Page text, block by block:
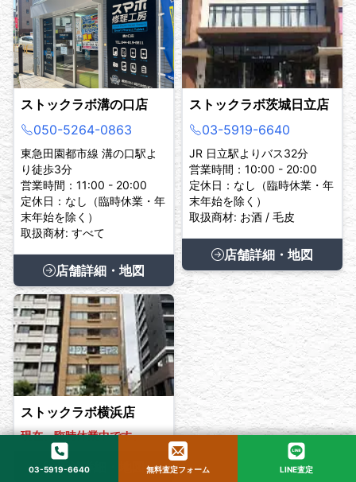
ストックラボ溝の口店
050-5264-0863
東急田園都市線 溝の口駅よ
り徒歩3分
営業時間：11:00 - 20:00
定休日：なし（臨時休業・年
末年始を除く）
取扱商材: すべて
店舗詳細・地図
ストックラボ茨城日立店
03-5919-6640
JR 日立駅よりバス32分
営業時間：10:00 - 20:00
定休日：なし（臨時休業・年
末年始を除く）
取扱商材: お酒 / 毛皮
店舗詳細・地図
ストックラボ横浜店
現在、臨時休業中です。
店舗詳細・地図
03-5919-6640 無料査定フォーム LINE査定